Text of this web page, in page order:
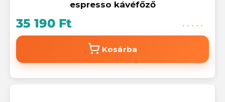
espresso kávéfőző
35 190 Ft
Kosárba